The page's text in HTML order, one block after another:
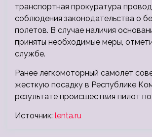
транспортная прокуратура
соблюдения законодательства о
полетов. В случае наличия
приняты необходимые меры,
службе.
Ранее легкомоторный самолет
жесткую посадку в Республике
результате происшествия пилот
Источник: lenta.ru